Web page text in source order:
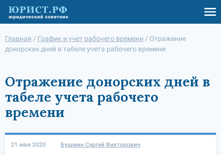
Главная / График и учет рабочего времени / Отражение
донорских дней в табеле учета рабочего времени
Отражение донорских дней в
табеле учета рабочего
времени
21 мая 2020 Бушмин Сергей Викторович